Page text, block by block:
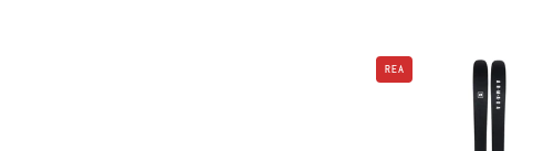
Armada
ARV
100
25/26_1
REA